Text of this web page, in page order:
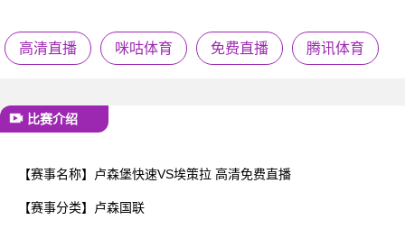
高清直播 咪咕体育 免费直播 腾讯体育
比赛介绍
【赛事名称】 卢森堡快速VS埃策拉 高清免费直播
【赛事分类】 卢森国联